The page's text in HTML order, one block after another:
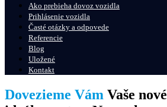
Ako prebieha dovoz vozidla
Prihlásenie vozidla
Časté otázky a odpovede
Referencie
Blog
Uložené
Kontakt
Dovezieme Vám Vaše nové